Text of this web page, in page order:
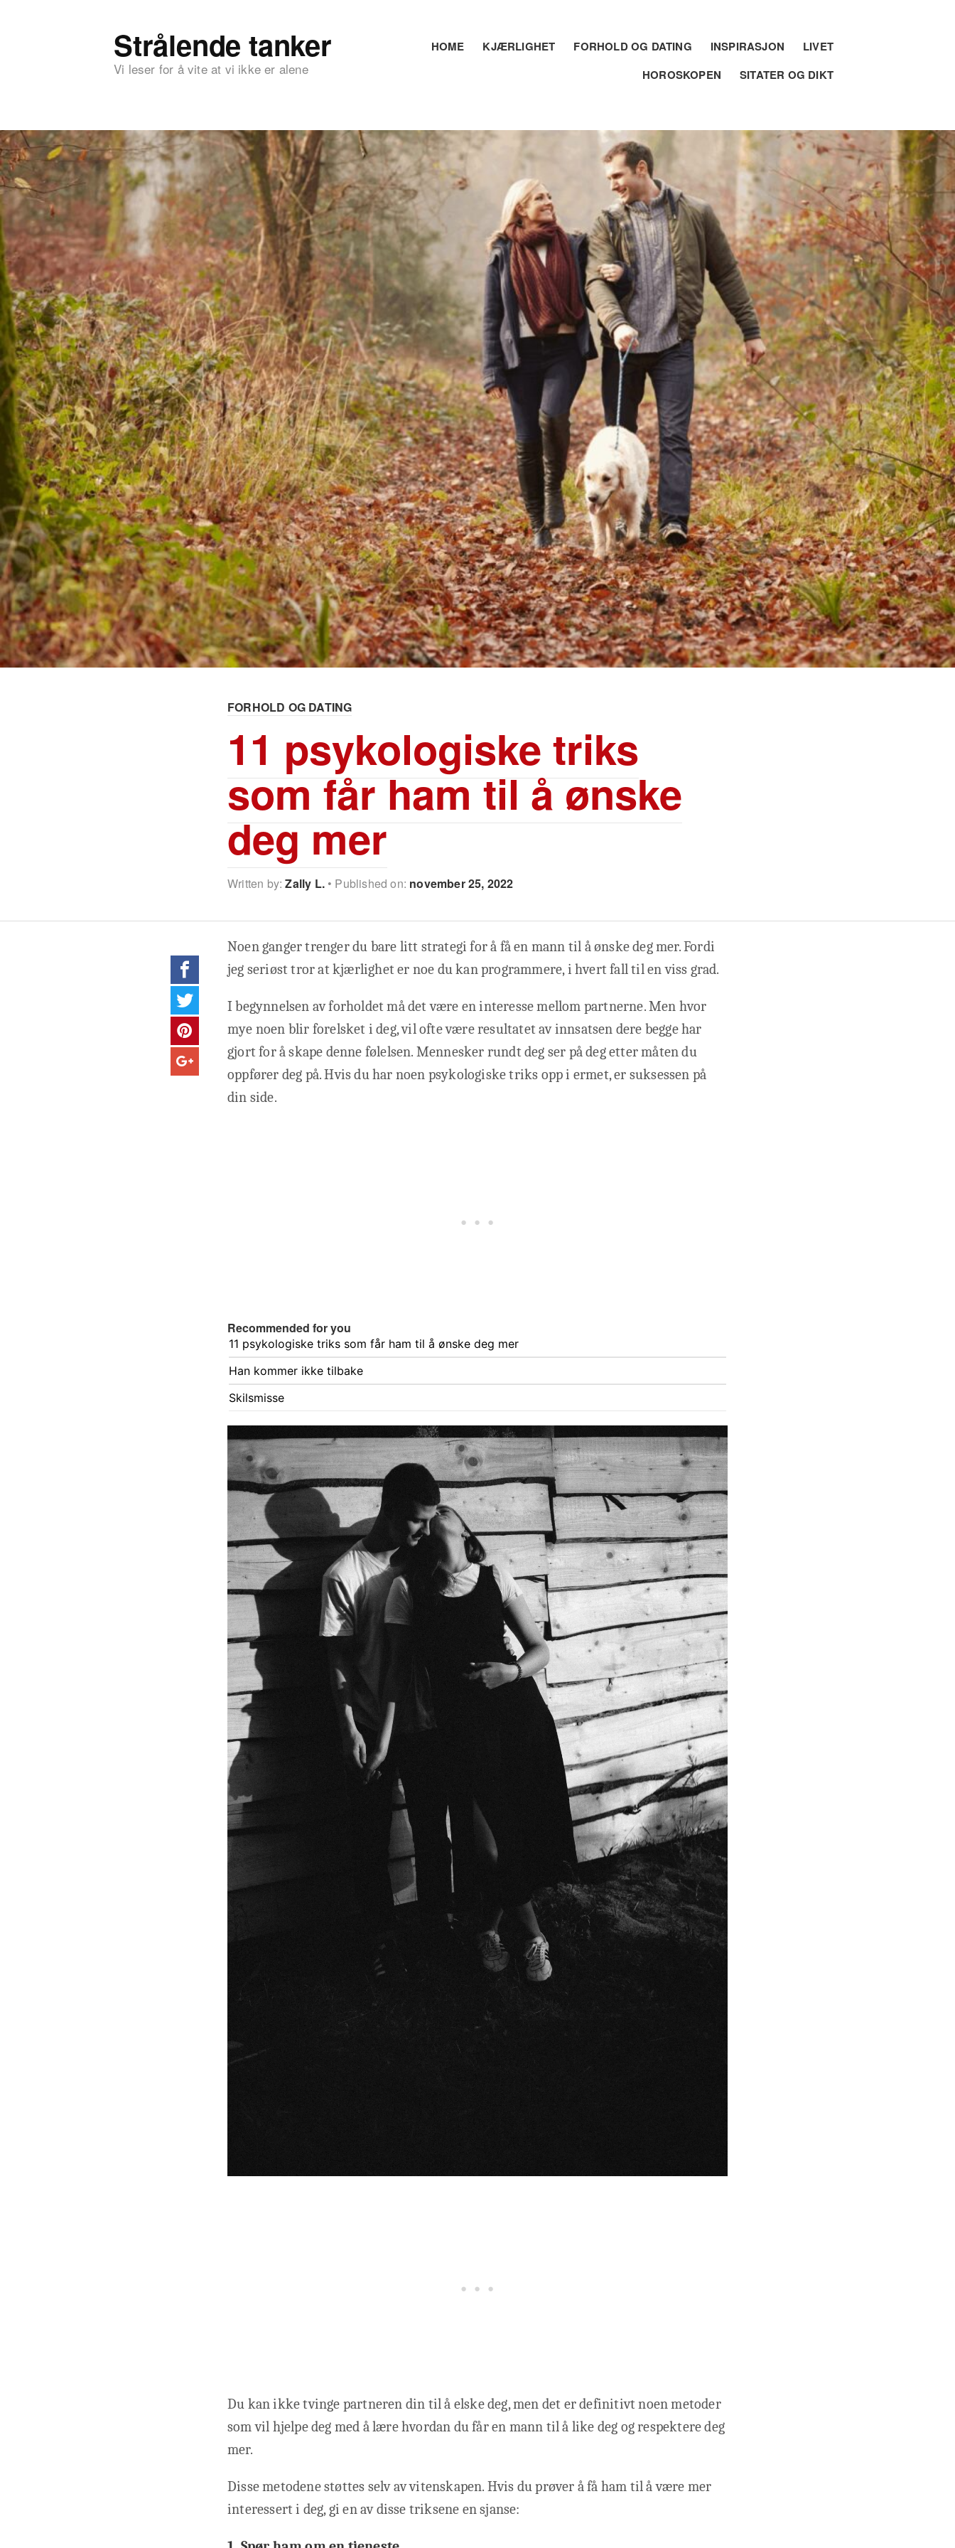
Strålende tanker
Vi leser for å vite at vi ikke er alene
HOME KJÆRLIGHET FORHOLD OG DATING INSPIRASJON
LIVET
HOROSKOPEN
SITATER OG DIKT
FORHOLD OG DATING
11 psykologiske triks
som får ham til å ønske
deg mer
Written by:Zally L. Published on: november 25, 2022
Noen ganger trenger du bare litt strategi for å få en mann til å ønske deg mer. Fordi
jeg seriøst tror at kjærlighet er noe du kan programmere, i hvert fall til en viss grad.
I begynnelsen av forholdet må det være en interesse mellom partnerne. Men hvor
mye noen blir forelsket i deg, vil ofte være resultatet av innsatsen dere begge har
gjort for å skape denne følelsen. Mennesker rundt deg ser på deg etter måten du
oppfører deg på. Hvis du har noen psykologiske triks opp i ermet, er suksessen på
din side.
Recommended for you
11 psykologiske triks som får ham til å ønske deg mer
Han kommer ikke tilbake
Skilsmisse
Du kan ikke tvinge partneren din til å elske deg, men det er definitivt noen metoder
som vil hjelpe deg med å lære hvordan du får en mann til å like deg og respektere deg
mer.
Disse metodene støttes selv av vitenskapen. Hvis du prøver å få ham til å være mer
interessert i deg, gi en av disse triksene en sjanse: